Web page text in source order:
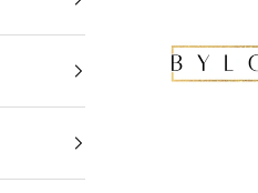
Byloro.com